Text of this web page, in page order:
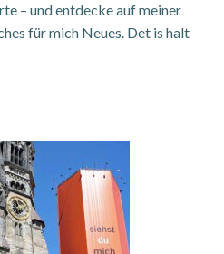
– und entdecke auf meiner
für mich Neues. Det is halt